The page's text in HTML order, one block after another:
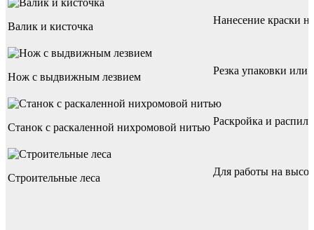
Валик и кисточка
Нанесение краски
Нож с выдвижным лезвием
Резка упаковки или
Станок с раскаленной нихромовой нитью
Раскройка и
Строительные леса
Для работы на